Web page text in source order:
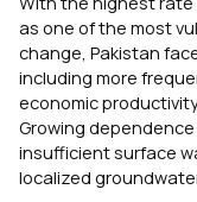
as one of the most
change, Pakistan
including more
economic
Growing
insufficient surface
localized